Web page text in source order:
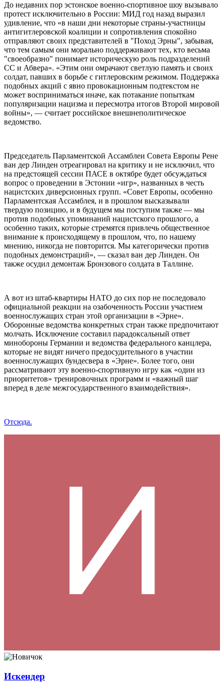
До недавних пор эстонское военно-спортивное шоу вызывало
протест исключительно в России: МИД год назад выразил
удивление, что «в наши дни некоторые страны-участницы
антигитлеровской коалиции и сопротивления спокойно
отправляют своих представителей в "Поход Эрны", забывая,
что тем самым они морально поддерживают тех, кто весьма
"своеобразно" понимает историческую роль подразделений
СС и Абвера». «Этим они омрачают светлую память и своих
солдат, павших в борьбе с гитлеровским режимом. Поддержка
подобных акций с явно провокационным подтекстом не
может восприниматься иначе, как потакание попыткам
популяризации нацизма и пересмотра итогов Второй мировой
войны», — считает российское внешнеполитическое
ведомство.
Председатель Парламентской Ассамблеи Совета Европы Рене
ван дер Линден отреагировал на критику и не исключил, что
на предстоящей сессии ПАСЕ в октябре будет обсуждаться
вопрос о проведении в Эстонии «игр», названных в честь
нацистских диверсионных групп. «Совет Европы, особенно
Парламентская Ассамблея, и в прошлом высказывали
твердую позицию, и в будущем мы поступим также — мы
против подобных упоминаний нацистского прошлого, а
особенно таких, которые стремятся привлечь общественное
внимание к происходящему в прошлом, что, по нашему
мнению, никогда не повторится. Мы категорически против
подобных демонстраций», — сказал ван дер Линден. Он
также осудил демонтаж Бронзового солдата в Таллине.
А вот из штаб-квартиры НАТО до сих пор не последовало
официальной реакции на озабоченность России участием
военнослужащих стран этой организации в «Эрне».
Оборонные ведомства конкретных стран также предпочитают
молчать. Исключение составил парадоксальный ответ
минобороны Германии и ведомства федерального канцлера,
которые не видят ничего предосудительного в участии
военнослужащих бундесвера в «Эрне». Более того, они
рассматривают эту военно-спортивную игру как «один из
приоритетов» тренировочных программ и «важный шаг
вперед в деле межгосударственного взаимодействия».
Отсюда.
Искендер